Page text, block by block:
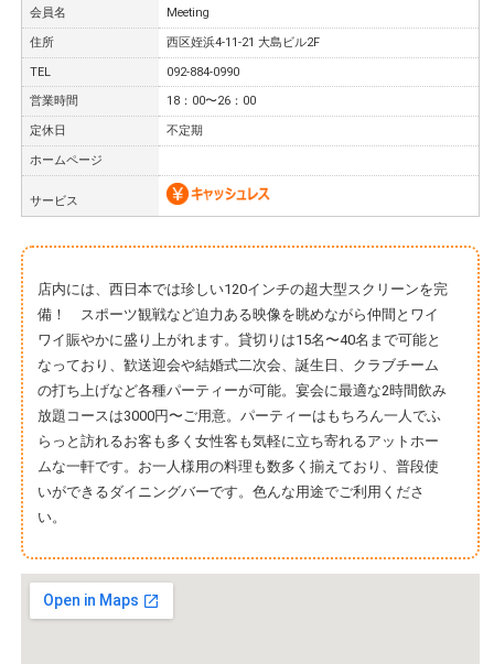
会員名 Meeting
住所 西区姪浜4-11-21 大島ビル2F
TEL
092-884-0990
営業時間
18：00〜26：00
定休日 不定期
ホームページ
サービス
店内には、西日本では珍しい120インチの超大型スクリーンを完
備！ スポーツ観戦など迫力ある映像を眺めながら仲間とワイ
ワイ賑やかに盛り上がれます。貸切りは15名〜40名まで可能と
なっており、歓送迎会や結婚式二次会、誕生日、クラブチーム
の打ち上げなど各種パーティーが可能。宴会に最適な2時間飲み
放題コースは3000円〜ご用意。パーティーはもちろん一人でふ
らっと訪れるお客も多く女性客も気軽に立ち寄れるアットホー
ムな一軒です。お一人様用の料理も数多く揃えており、普段使
いができるダイニングバーです。色んな用途でご利用くださ
い。